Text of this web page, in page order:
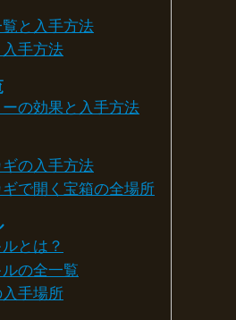
と入手方法
手方法
の効果と入手方法
の入手方法
で開く宝箱の全場所
とは？
の全一覧
手場所